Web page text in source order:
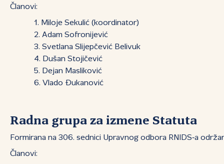
Članovi:
Miloje Sekulić (koordinator)
Adam Sofronijević
Svetlana Slijepčević Belivuk
Dušan Stojičević
Dejan Masliković
Vlado Đukanović
Radna grupa za izmene Statuta
Formirana na 306. sednici Upravnog odbora RNIDS‑a
Članovi: